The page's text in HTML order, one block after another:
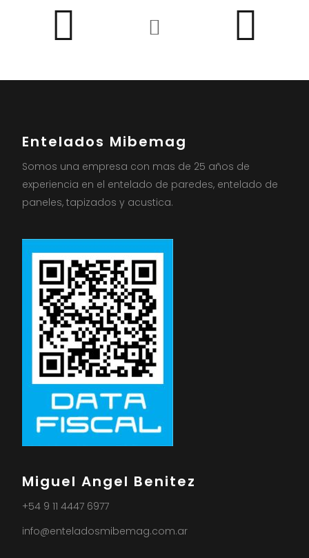
Entelados Mibemag
Somos una empresa con mas de 25 años de
experiencia en el entelado de paredes, entelado de
paneles, tapizados y acustica.
Miguel Angel Benitez
+54 9 11 4447 6977
info@enteladosmibemag.com.ar